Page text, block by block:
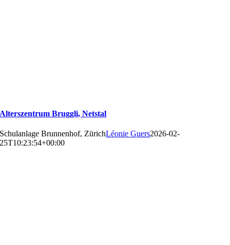
Alterszentrum Bruggli, Netstal
Schulanlage Brunnenhof, ZürichLéonie Guers2026-02-
25T10:23:54+00:00